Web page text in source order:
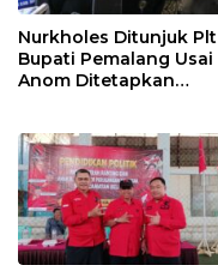
Nurkholes Ditunjuk Plt
Bupati Pemalang Usai
Anom Ditetapkan